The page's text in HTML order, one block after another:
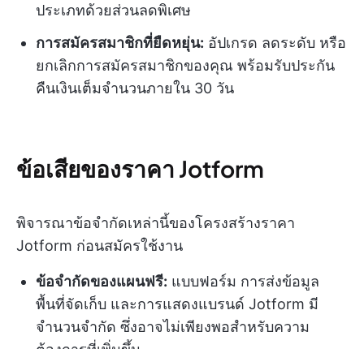
ประเภทด้วยส่วนลดพิเศษ
การสมัครสมาชิกที่ยืดหยุ่น: อัปเกรด ลดระดับ หรือ
ยกเลิกการสมัครสมาชิกของคุณ พร้อมรับประกัน
คืนเงินเต็มจำนวนภายใน 30 วัน
ข้อเสียของราคา Jotform
พิจารณาข้อจำกัดเหล่านี้ของโครงสร้างราคา
Jotform ก่อนสมัครใช้งาน
ข้อจำกัดของแผนฟรี: แบบฟอร์ม การส่งข้อมูล
พื้นที่จัดเก็บ และการแสดงแบรนด์ Jotform มี
จำนวนจำกัด ซึ่งอาจไม่เพียงพอสำหรับความ